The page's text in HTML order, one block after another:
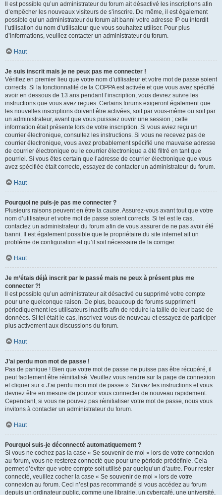
Il est possible qu’un administrateur du forum ait désactivé les inscriptions afin
d’empêcher les nouveaux visiteurs de s’inscrire. De même, il est également
possible qu’un administrateur du forum ait banni votre adresse IP ou interdit
l’utilisation du nom d’utilisateur que vous souhaitez utiliser. Pour plus
d’informations, veuillez contacter un administrateur du forum.
Haut
Je suis inscrit mais je ne peux pas me connecter !
Vérifiez en premier lieu que votre nom d’utilisateur et votre mot de passe soient
corrects. Si la fonctionnalité de la COPPA est activée et que vous avez spécifié
avoir en dessous de 13 ans pendant l’inscription, vous devrez suivre les
instructions que vous avez reçues. Certains forums exigeront également que
les nouvelles inscriptions doivent être activées, soit par vous-même ou soit par
un administrateur, avant que vous puissiez ouvrir une session ; cette
information était présente lors de votre inscription. Si vous aviez reçu un
courrier électronique, consultez les instructions. Si vous ne recevez pas de
courrier électronique, vous avez probablement spécifié une mauvaise adresse
de courrier électronique ou le courrier électronique a été filtré en tant que
pourriel. Si vous êtes certain que l’adresse de courrier électronique que vous
avez spécifiée était correcte, essayez de contacter un administrateur du forum.
Haut
Pourquoi ne puis-je pas me connecter ?
Plusieurs raisons peuvent en être la cause. Assurez-vous avant tout que votre
nom d’utilisateur et votre mot de passe soient corrects. Si tel est le cas,
contactez un administrateur du forum afin de vous assurer de ne pas avoir été
banni. Il est également possible que le propriétaire du site internet ait un
problème de configuration et qu’il soit nécessaire de la corriger.
Haut
Je m’étais déjà inscrit par le passé mais ne peux à présent plus me
connecter ?!
Il est possible qu’un administrateur ait désactivé ou supprimé votre compte
pour une quelconque raison. De plus, beaucoup de forums suppriment
périodiquement les utilisateurs inactifs afin de réduire la taille de leur base de
données. Si tel était le cas, inscrivez-vous de nouveau et essayez de participer
plus activement aux discussions du forum.
Haut
J’ai perdu mon mot de passe !
Pas de panique ! Bien que votre mot de passe ne puisse pas être récupéré, il
peut facilement être réinitialisé. Veuillez vous rendre sur la page de connexion
et cliquer sur « J’ai perdu mon mot de passe ». Suivez les instructions et vous
devriez être en mesure de pouvoir vous connecter de nouveau rapidement.
Cependant, si vous ne pouvez pas réinitialiser votre mot de passe, nous vous
invitons à contacter un administrateur du forum.
Haut
Pourquoi suis-je déconnecté automatiquement ?
Si vous ne cochez pas la case « Se souvenir de moi » lors de votre connexion
au forum, vous ne resterez connecté que pour une période prédéfinie. Cela
permet d’éviter que votre compte soit utilisé par quelqu’un d’autre. Pour rester
connecté, veuillez cocher la case « Se souvenir de moi » lors de votre
connexion au forum. Ceci n’est pas recommandé si vous accédez au forum
depuis un ordinateur public, comme une librairie, un cybercafé, une université,